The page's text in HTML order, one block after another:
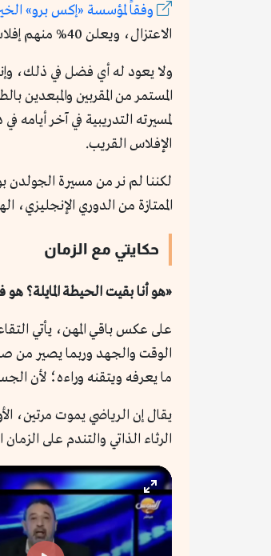
وفقاً لمؤسسة «إكس برو»
الاعتزال، ويعلن 40% منهم إفلاسهم خلال خمس سنوات من الاعتزال.
ولا يعود له أي فضل في ذلك،
المستمر من المقربين
لمسيرته التدريبية في آخر أيامه
الإفلاس القريب.
لكننا لم نر من مسيرة الجولدن
الممتازة من الدوري الإنجليزي،
حكايتي مع الزمان
«هو أنا بقيت الحيطة
على عكس باقي المهن، يأتي
الوقت والجهد وربما يصير من
ما يعرفه ويتقنه وراءه؛ لأن
يقال إن الرياضي يموت مرتين،
الرثاء الذاتي والتندم على
Enter
fullscreen